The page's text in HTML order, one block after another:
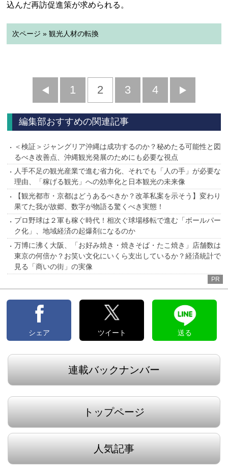
込んだ再訪促進策が求められる。
次ページ » 観光人材の転換
前
へ
1 2 3 4
へ
編集部おすすめの関連記事
＜検証＞ジャングリア沖縄は成功するのか？秘めたる可能性と図
るべき改善点、沖縄観光発展のためにも必要な視点
人手不足の観光産業で進む省力化、それでも「人の手」が必要な
理由、「稼げる観光」への効率化と日本観光の未来像
【観光都市・京都はどうあるべきか？改革私案を示そう】変わり
果てた我が故郷、数字が物語る驚くべき実態！
プロ野球は２軍も稼ぐ時代！相次ぐ球場移転で進む「ボールパー
ク化」、地域経済の起爆剤になるのか
万博に沸く大阪、「お好み焼き・焼きそば・たこ焼き」店舗数は
東京の何倍か？お笑い文化にいくら支出しているか？経済統計で
見る「商いの街」の実像
PR
シェア ツイート 送る
連載バックナンバー
トップページ
人気記事